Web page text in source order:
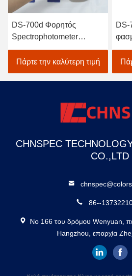
ευφυής
υψηλός
ανάκλασης
καλύτερη τιμή
DS-700d
χρωματιστή
παραμέτρους
και 37 πηγές
αξιολόγησης
Πάρτε την
CHNSPEC
CO.,LTD
86--
Νο 166 του δρόμου Wenyuan,
Hangzhou, επαρχία